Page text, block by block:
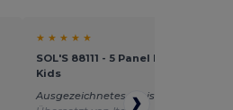
★ ★ ★ ★ ★
SOL'S 88111 - 5 Panel Kinder Cap
Kids
Ausgezeichnetes Preis-Leistungs-